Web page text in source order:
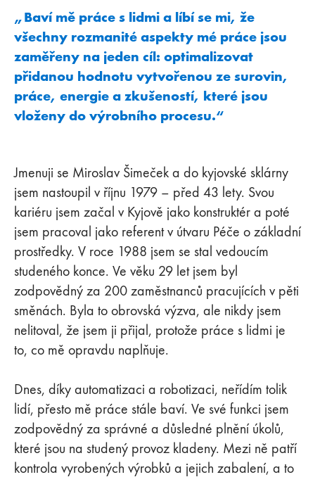
„Baví mě práce s lidmi a líbí se mi, že
všechny rozmanité aspekty mé práce jsou
zaměřeny na jeden cíl: optimalizovat
přidanou hodnotu vytvořenou ze surovin,
práce, energie a zkušeností, které jsou
vloženy do výrobního procesu.“
Jmenuji se Miroslav Šimeček a do kyjovské sklárny
jsem nastoupil v říjnu 1979 – před 43 lety. Svou
kariéru jsem začal v Kyjově jako konstruktér a poté
jsem pracoval jako referent v útvaru Péče o základní
prostředky. V roce 1988 jsem se stal vedoucím
studeného konce. Ve věku 29 let jsem byl
zodpovědný za 200 zaměstnanců pracujících v pěti
směnách. Byla to obrovská výzva, ale nikdy jsem
nelitoval, že jsem ji přijal, protože práce s lidmi je
to, co mě opravdu naplňuje.
Dnes, díky automatizaci a robotizaci, neřídím tolik
lidí, přesto mě práce stále baví. Ve své funkci jsem
zodpovědný za správné a důsledné plnění úkolů,
které jsou na studený provoz kladeny. Mezi ně patří
kontrola vyrobených výrobků a jejich zabalení, a to